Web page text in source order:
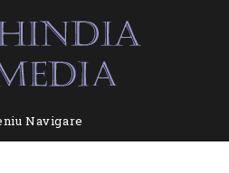
Navigare